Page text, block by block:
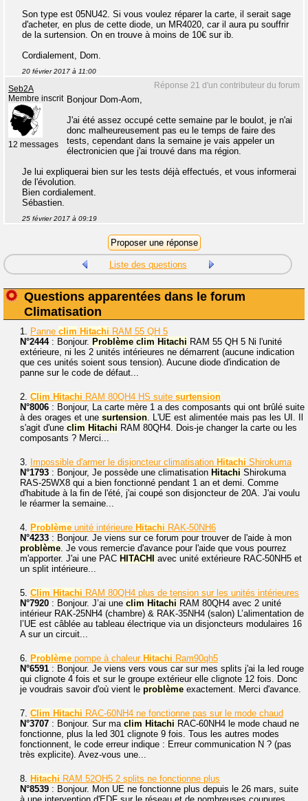
Son type est 05NU42. Si vous voulez réparer la carte, il serait sage
d'acheter, en plus de cette diode, un MR4020, car il aura pu souffrir
de la surtension. On en trouve à moins de 10€ sur ib.
Cordialement, Dom.
20 février 2017 à 11:00
Réponse 21 d'un contributeur du forum
Seb2A
Membre inscrit
12 messages
Bonjour Dom-Aom,
J'ai été assez occupé cette semaine par le boulot, je n'ai
donc malheureusement pas eu le temps de faire des
tests, cependant dans la semaine je vais appeler un
électronicien que j'ai trouvé dans ma région.
Je lui expliquerai bien sur les tests déjà effectués, et vous informerai
de l'évolution.
Bien cordialement.
Sébastien.
25 février 2017 à 09:19
Liste des questions
Questions apparentées dans le forum
Climatisation
1. Panne clim Hitachi RAM 55 QH 5
N°2444: Bonjour. Problème clim Hitachi RAM 55 QH 5 Ni l'unité
extérieure, ni les 2 unités intérieures ne démarrent (aucune indication
que ces unités soient sous tension). Aucune diode d'indication de
panne sur le code de défaut...
2. Clim Hitachi RAM 80QH4 HS suite surtension
N°8006 : Bonjour, La carte mère 1 a des composants qui ont brûlé suite
à des orages et une surtension. L'UE est alimentée mais pas les UI. Il
s'agit d'une clim Hitachi RAM 80QH4. Dois-je changer la carte ou les
composants ? Merci...
3. Impossible d'armer le disjoncteur climatisation Hitachi Shirokuma
N°1793 : Bonjour, Je possède une climatisation Hitachi Shirokuma
RAS-25WX8 qui a bien fonctionné pendant 1 an et demi. Comme
d'habitude à la fin de l'été, j'ai coupé son disjoncteur de 20A. J'ai voulu
le réarmer la semaine...
4. Problème unité intérieure Hitachi RAK-50NH6
N°4233 : Bonjour. Je viens sur ce forum pour trouver de l'aide à mon
problème. Je vous remercie d'avance pour l'aide que vous pourrez
m'apporter. J'ai une PAC HITACHI
avec unité extérieure RAC-50NH5 et
un split intérieure...
5. Clim Hitachi RAM 80QH4 plus de tension sur les unités intérieures
N°7920 : Bonjour. J’ai une clim Hitachi RAM 80QH4 avec 2 unité
intérieur RAK-25NH4 (chambre) & RAK-35NH4 (salon) L’alimentation de
l’UE est câblée au tableau électrique via un disjoncteurs modulaires 16
A sur un circuit...
6. Problème pompe à chaleur Hitachi Ram90qh5
N°6591 : Bonjour. Je viens vers vous car sur mes splits j'ai la led rouge
qui clignote 4 fois et sur le groupe extérieur elle clignote 12 fois. Donc
je voudrais savoir d'où vient le problème exactement. Merci d'avance.
7. Clim Hitachi RAC-60NH4 ne fonctionne pas sur le mode chaud
N°3707 : Bonjour. Sur ma clim Hitachi RAC-60NH4 le mode chaud ne
fonctionne, plus la led 301 clignote 9 fois. Tous les autres modes
fonctionnent, le code erreur indique : Erreur communication N ? (pas
très explicite). Avez-vous une...
8. Hitachi RAM 52QH5 2 splits ne fonctionne plus
N°8539 : Bonjour. Mon UE ne fonctionne plus depuis le 26 mars, suite